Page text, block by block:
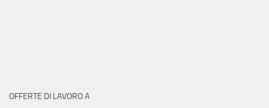
OFFERTE DI LAVORO A